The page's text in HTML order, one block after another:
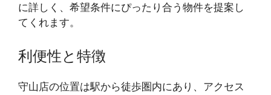
に詳しく、希望条件にぴったり合う物件を提案し
てくれます。
利便性と特徴
守山店の位置は駅から徒歩圏内にあり、アクセス